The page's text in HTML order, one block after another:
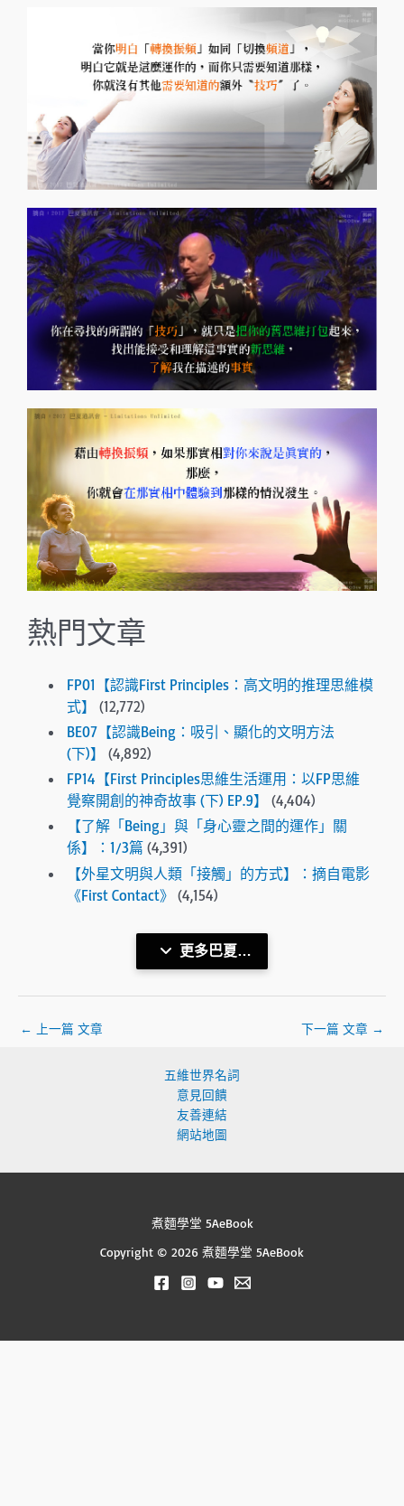
熱門文章
FP01【認識First Principles：高文明的推理思維模
式】
(12,772)
BE07【認識Being：吸引、顯化的文明方法
(下)】
(4,892)
FP14【First Principles思維生活運用：以FP思維
覺察開創的神奇故事 (下) EP.9】
(4,404)
【了解「Being」與「身心靈之間的運作」關
係】：1/3篇 (4,391)
【外星文明與人類「接觸」的方式】：摘自電影
《First Contact》
(4,154)
更多巴夏…
← 上一篇 文章 下一篇 文章 →
五維世界名詞
意見回饋
友善連結
網站地圖
煮麵學堂 5AeBook
Copyright © 2026 煮麵學堂 5AeBook